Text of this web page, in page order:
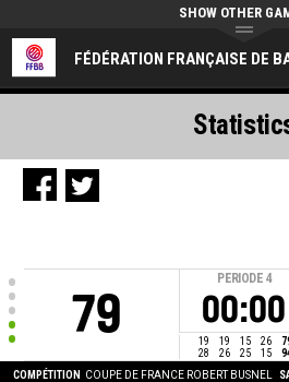
FÉDÉRATION FRANÇAISE DE
SHOW OTHER
79
PERIODE 4
00:00
19 19 15 26
28
26 25 15
COMPÉTITION COUPE DE FRANCE ROBERT BUSNEL